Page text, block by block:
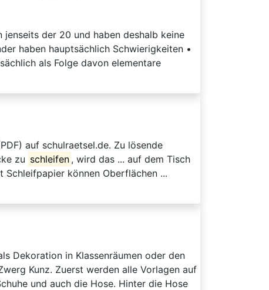
der 20 und haben deshalb keine
haben hauptsächlich Schwierigkeiten •
als Folge davon elementare
auf schulraetsel.de. Zu lösende
zu schleifen , wird das ... auf dem Tisch
Schleifpapier können Oberflächen ...
Dekoration in Klassenräumen oder den
Kunz. Zuerst werden alle Vorlagen auf
und auch die Hose. Hinter die Hose